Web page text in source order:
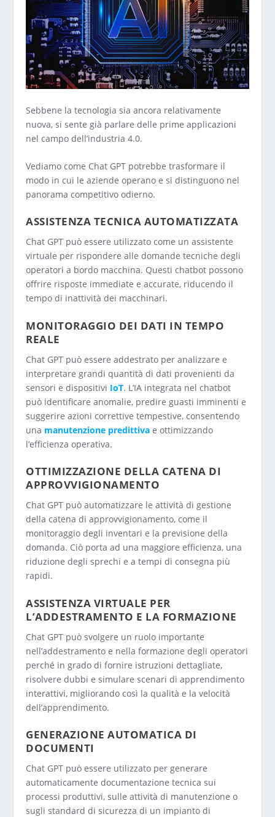
Sebbene la tecnologia sia ancora relativamente
nuova, si sente già parlare delle prime applicazioni
nel campo dell’industria 4.0.
Vediamo come Chat GPT potrebbe trasformare il
modo in cui le aziende operano e si distinguono nel
panorama competitivo odierno.
ASSISTENZA TECNICA AUTOMATIZZATA
Chat GPT può essere utilizzato come un assistente
virtuale per rispondere alle domande tecniche degli
operatori a bordo macchina. Questi chatbot possono
offrire risposte immediate e accurate, riducendo il
tempo di inattività dei macchinari.
MONITORAGGIO DEI DATI IN TEMPO
REALE
Chat GPT può essere addestrato per analizzare e
interpretare grandi quantità di dati provenienti da
sensori e dispositivi IoT. L’IA integrata nel chatbot
può identificare anomalie, predire guasti imminenti e
suggerire azioni correttive tempestive, consentendo
una manutenzione predittiva e ottimizzando
l’efficienza operativa.
OTTIMIZZAZIONE DELLA CATENA DI
APPROVVIGIONAMENTO
Chat GPT può automatizzare le attività di gestione
della catena di approvvigionamento, come il
monitoraggio degli inventari e la previsione della
domanda. Ciò porta ad una maggiore efficienza, una
riduzione degli sprechi e a tempi di consegna più
rapidi.
ASSISTENZA VIRTUALE PER
L’ADDESTRAMENTO E LA FORMAZIONE
Chat GPT può svolgere un ruolo importante
nell’addestramento e nella formazione degli operatori
perché in grado di fornire istruzioni dettagliate,
risolvere dubbi e simulare scenari di apprendimento
interattivi, migliorando così la qualità e la velocità
dell’apprendimento.
GENERAZIONE AUTOMATICA DI
DOCUMENTI
Chat GPT può essere utilizzato per generare
automaticamente documentazione tecnica sui
processi produttivi, sulle attività di manutenzione o
sugli standard di sicurezza di un impianto di